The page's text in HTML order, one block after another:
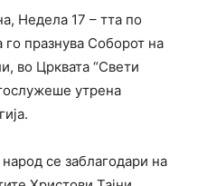
Недела 17 – тта по
празнува Соборот на
во Црквата “Свети
утрена
се заблагодари на